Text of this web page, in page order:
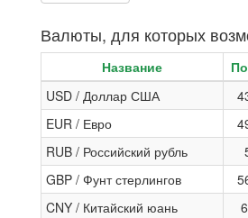
Валюты, для которых
Название
USD / Доллар США
EUR / Евро
RUB / Российский рубль
GBP / Фунт стерлингов
CNY / Китайский юань